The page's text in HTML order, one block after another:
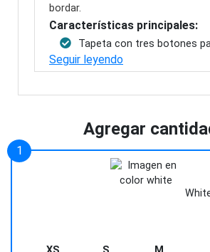
bordar.
Características principales:
Tapeta con tres botones
clásico y versátil.
libertad de movimiento.
Cuello y puño en canalé
elegante.
Variante GM: 85% algodón /
para un toque suave y cómodo.
Etiqueta removible para
Seguir leyendo
Agregar